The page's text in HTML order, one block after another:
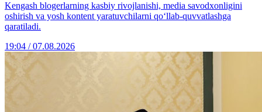
Kengash blogerlarning kasbiy rivojlanishi, media savodxonligini
oshirish va yosh kontent yaratuvchilarni qo‘llab-quvvatlashga
qaratiladi.
19:04 / 07.08.2026